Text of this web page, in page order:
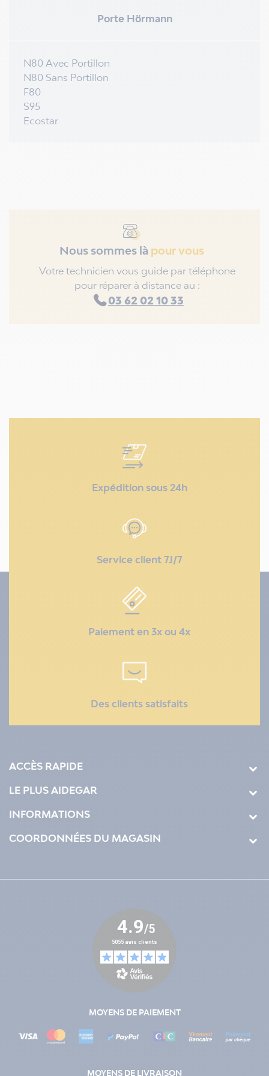
Porte Hörmann
N80 Avec Portillon
N80 Sans Portillon
F80
S95
Ecostar
Nous sommes là pour vous
Votre technicien vous guide par téléphone
pour réparer à distance au :
03 62 02 10 33
Expédition sous 24h
Service client 7J/7
Paiement en 3x ou 4x
Des clients satisfaits
ACCÈS RAPIDE
LE PLUS AIDEGAR
INFORMATIONS
COORDONNÉES DU MAGASIN
MOYENS DE PAIEMENT
MOYENS DE LIVRAISON